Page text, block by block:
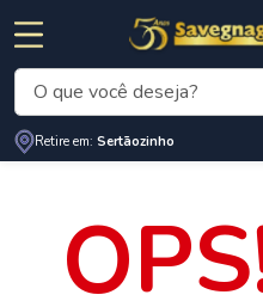
CUPOM DE DESCONTO
O que você deseja?
Retire em: Sertãozinho
Termos mais buscados
cafe
cerveja